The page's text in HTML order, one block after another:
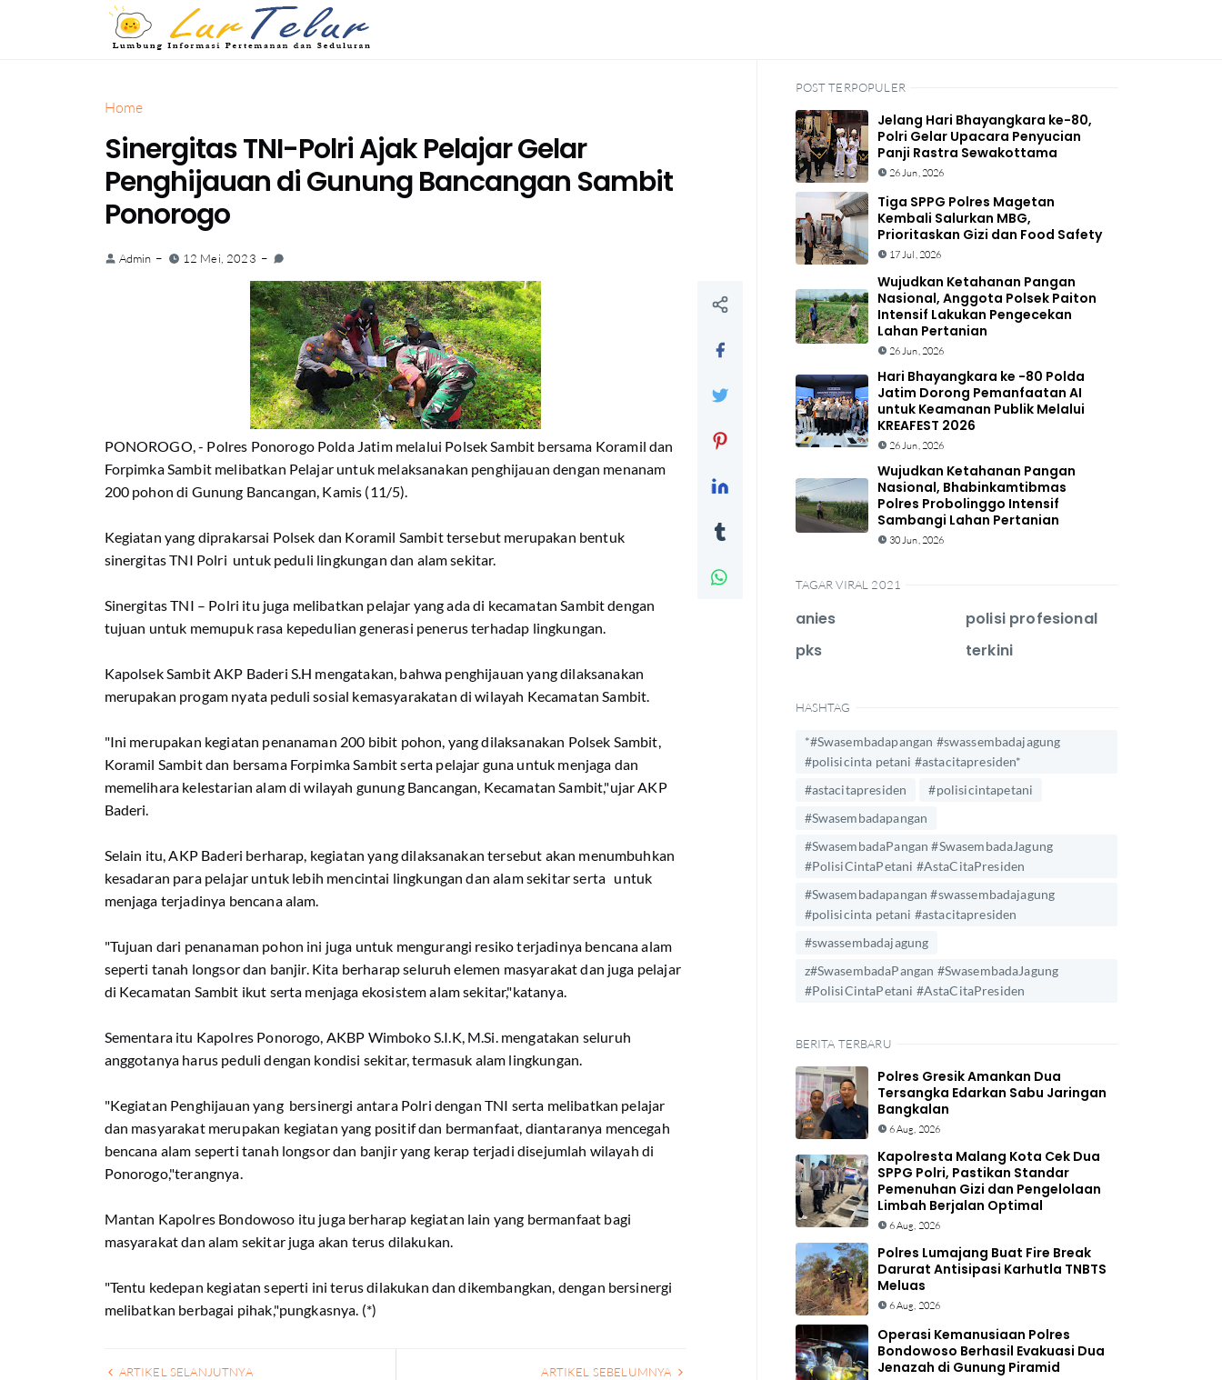
Home
Sinergitas TNI-Polri Ajak Pelajar Gelar
Penghijauan di Gunung Bancangan Sambit
Ponorogo
Admin 12 Mei, 2023
PONOROGO, - Polres Ponorogo Polda Jatim melalui Polsek Sambit bersama Koramil dan
Forpimka Sambit melibatkan Pelajar untuk melaksanakan penghijauan dengan menanam
200 pohon di Gunung Bancangan, Kamis (11/5).
Kegiatan yang diprakarsai Polsek dan Koramil Sambit tersebut merupakan bentuk
sinergitas TNI Polri untuk peduli lingkungan dan alam sekitar.
Sinergitas TNI – Polri itu juga melibatkan pelajar yang ada di kecamatan Sambit dengan
tujuan untuk memupuk rasa kepedulian generasi penerus terhadap lingkungan.
Kapolsek Sambit AKP Baderi S.H mengatakan, bahwa penghijauan yang dilaksanakan
merupakan progam nyata peduli sosial kemasyarakatan di wilayah Kecamatan Sambit.
"Ini merupakan kegiatan penanaman 200 bibit pohon, yang dilaksanakan Polsek Sambit,
Koramil Sambit dan bersama Forpimka Sambit serta pelajar guna untuk menjaga dan
memelihara kelestarian alam di wilayah gunung Bancangan, Kecamatan Sambit,"ujar AKP
Baderi.
Selain itu, AKP Baderi berharap, kegiatan yang dilaksanakan tersebut akan menumbuhkan
kesadaran para pelajar untuk lebih mencintai lingkungan dan alam sekitar serta untuk
menjaga terjadinya bencana alam.
"Tujuan dari penanaman pohon ini juga untuk mengurangi resiko terjadinya bencana alam
seperti tanah longsor dan banjir. Kita berharap seluruh elemen masyarakat dan juga pelajar
di Kecamatan Sambit ikut serta menjaga ekosistem alam sekitar,"katanya.
Sementara itu Kapolres Ponorogo, AKBP Wimboko S.I.K, M.Si. mengatakan seluruh
anggotanya harus peduli dengan kondisi sekitar, termasuk alam lingkungan.
"Kegiatan Penghijauan yang bersinergi antara Polri dengan TNI serta melibatkan pelajar
dan masyarakat merupakan kegiatan yang positif dan bermanfaat, diantaranya mencegah
bencana alam seperti tanah longsor dan banjir yang kerap terjadi disejumlah wilayah di
Ponorogo,"terangnya.
Mantan Kapolres Bondowoso itu juga berharap kegiatan lain yang bermanfaat bagi
masyarakat dan alam sekitar juga akan terus dilakukan.
"Tentu kedepan kegiatan seperti ini terus dilakukan dan dikembangkan, dengan bersinergi
melibatkan berbagai pihak,"pungkasnya. (*)
ARTIKEL SELANJUTNYA ARTIKEL SEBELUMNYA
POST TERPOPULER
Jelang Hari Bhayangkara ke-80,
Polri Gelar Upacara Penyucian
Panji Rastra Sewakottama
26 Jun, 2026
Tiga SPPG Polres Magetan
Kembali Salurkan MBG,
Prioritaskan Gizi dan Food Safety
17 Jul, 2026
Wujudkan Ketahanan Pangan
Nasional, Anggota Polsek Paiton
Intensif Lakukan Pengecekan
Lahan Pertanian
26 Jun, 2026
Hari Bhayangkara ke -80 Polda
Jatim Dorong Pemanfaatan AI
untuk Keamanan Publik Melalui
KREAFEST 2026
26 Jun, 2026
Wujudkan Ketahanan Pangan
Nasional, Bhabinkamtibmas
Polres Probolinggo Intensif
Sambangi Lahan Pertanian
30 Jun, 2026
TAGAR VIRAL 2021
anies
pks
polisi profesional
terkini
HASHTAG
*#Swasembadapangan #swassembadajagung
#polisicinta petani #astacitapresiden*
#astacitapresiden
#polisicintapetani
#Swasembadapangan
#SwasembadaPangan #SwasembadaJagung
#PolisiCintaPetani #AstaCitaPresiden
#Swasembadapangan #swassembadajagung
#polisicinta petani #astacitapresiden
#swassembadajagung
z#SwasembadaPangan #SwasembadaJagung
#PolisiCintaPetani #AstaCitaPresiden
BERITA TERBARU
Polres Gresik Amankan Dua
Tersangka Edarkan Sabu Jaringan
Bangkalan
6 Aug, 2026
Kapolresta Malang Kota Cek Dua
SPPG Polri, Pastikan Standar
Pemenuhan Gizi dan Pengelolaan
Limbah Berjalan Optimal
6 Aug, 2026
Polres Lumajang Buat Fire Break
Darurat Antisipasi Karhutla TNBTS
Meluas
6 Aug, 2026
Operasi Kemanusiaan Polres
Bondowoso Berhasil Evakuasi Dua
Jenazah di Gunung Piramid